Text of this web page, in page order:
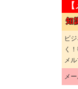
ビ
く
メル
メ